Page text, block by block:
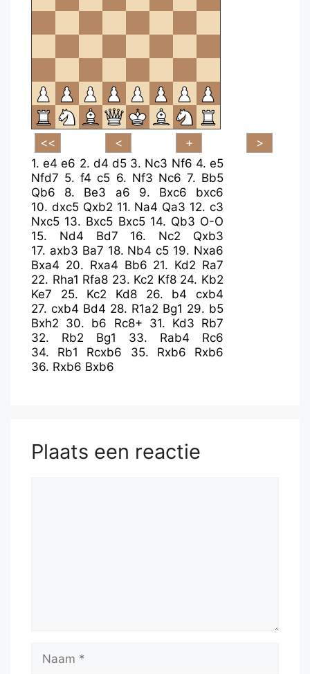
1.e4 e6 2. d4 d5 3. Nc3 Nf6 4.e5
Nfd7 5.f4 c5 6. Nf3 Nc6 7. Bb5
Qb6
8. Be3 a6 9. Bxc6
bxc6
10. dxc5 Qxb2 11. Na4 Qa3 12.c3
Nxc5 13. Bxc5 Bxc5 14. Qb3 O-O
15. Nd4 Bd7 16. Nc2
Qxb3
17. axb3 Ba7 18. Nb4 c5 19. Nxa6
Bxa4 20. Rxa4 Bb6 21. Kd2 Ra7
22. Rha1 Rfa8 23. Kc2 Kf8 24. Kb2
Ke7
25. Kc2 Kd8 26. b4
cxb4
27. cxb4 Bd4 28. R1a2 Bg1 29. b5
Bxh2 30. b6 Rc8+ 31. Kd3 Rb7
32. Rb2 Bg1 33. Rab4
Rc6
34. Rb1 Rcxb6 35. Rxb6
Rxb6
36. Rxb6 Bxb6
Plaats een reactie
Naam